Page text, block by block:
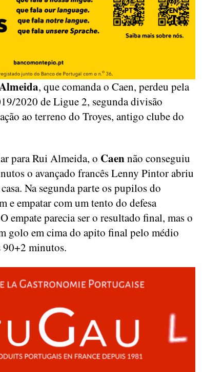
, que comanda o Caen, perdeu pela
2020 de Ligue 2, segunda divisão
ao terreno do Troyes, antigo clube do
para Rui Almeida, o Caennão conseguiu
o avançado francês Lenny Pintor abriu
Na segunda parte os pupilos do
e empatar com um tento do defesa
empate parecia ser o resultado final, mas o
golo em cima do apito final pelo médio
90+2 minutos.